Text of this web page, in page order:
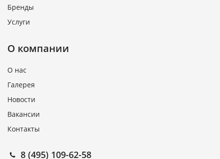
Бренды
Услуги
О компании
О нас
Галерея
Новости
Вакансии
Контакты
8 (495) 109-62-58